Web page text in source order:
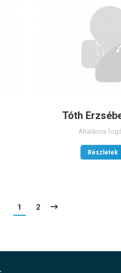
Tóth
Általános
Részletek
1 2